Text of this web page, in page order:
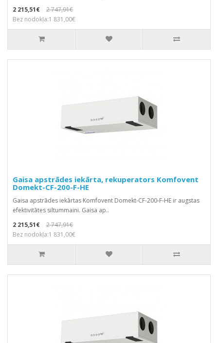
2 215,51€
2 747,91€
Bez nodokļa:1 831,00€
Gaisa apstrādes iekārta, rekuperators Komfovent
Domekt-CF-200-F-HE
Gaisa apstrādes iekārtas Komfovent Domekt-CF-200-F-HE ir augstas
efektivitātes siltummaini. Gaisa ap..
2 215,51€
2 747,91€
Bez nodokļa:1 831,00€